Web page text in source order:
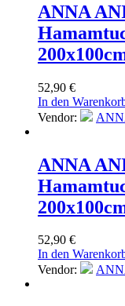
ANNA
52,90 €
In den
Vendor:
ANNA
52,90 €
In den
Vendor: